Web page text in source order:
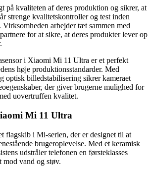
på kvaliteten af deres produktion og sikrer, at
strenge kvalitetskontroller og test inden
arbejder tæt sammen med
for at sikre, at deres produkter lever op
i Xiaomi Mi 11 Ultra er et perfekt
høje produktionsstandarder. Med
optisk billedstabilisering sikrer kameraet
der giver brugerne mulighed for
uovertruffen kvalitet.
Mi 11 Ultra
flagskib i Mi-serien, der er designet til at
brugeroplevelse. Med et keramisk
udstråler telefonen en førsteklasses
mod vand og støv.